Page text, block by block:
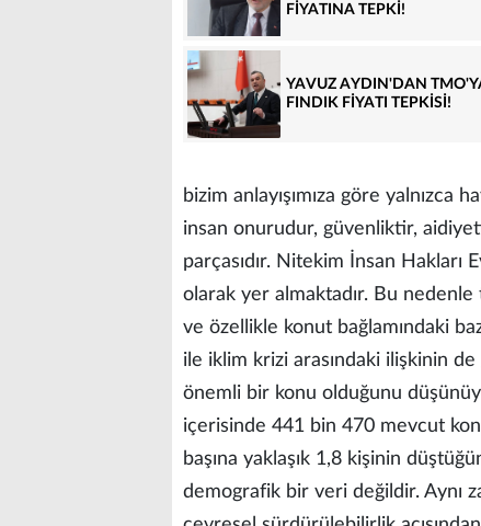
FİYATINA TEPKİ!
YAVUZ AYDIN'DAN
FINDIK FİYATI TEPKİSİ!
bizim anlayışımıza göre yalnızca
insan onurudur, güvenliktir,
parçasıdır. Nitekim İnsan Hakları
olarak yer almaktadır. Bu nedenle
ve özellikle konut bağlamındaki
ile iklim krizi arasındaki ilişkinin
önemli bir konu olduğunu
içerisinde 441 bin 470 mevcut
başına yaklaşık 1,8 kişinin
demografik bir veri değildir. Aynı